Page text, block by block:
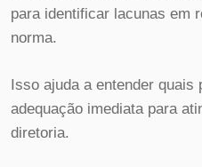
para identificar lacunas em
norma.
Isso ajuda a entender
adequação imediata para
diretoria.